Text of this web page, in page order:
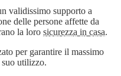
validissimo supporto a
delle persone affette da
la loro sicurezza in casa.
per garantire il massimo
utilizzo.